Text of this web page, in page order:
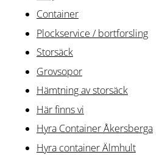
Container
Plockservice / bortforsling
Storsäck
Grovsopor
Hämtning av storsäck
Här finns vi
Hyra Container Åkersberga
Hyra container Älmhult